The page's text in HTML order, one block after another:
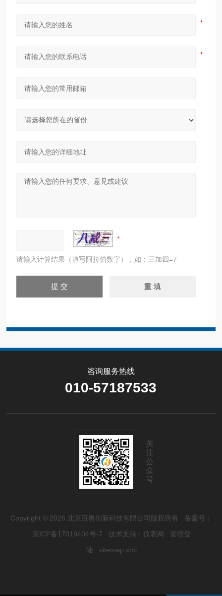
请输入计算结果（填写阿拉伯数字），如：三加四=7
咨询服务热线
010-57187533
关
注
公
众
号
Copyright © 2026 北京百奥创新科技有限公司版权所有 备案号：
京ICP备17019404号-7 技术支持： 仪表网
管理登
陆
sitemap.xml